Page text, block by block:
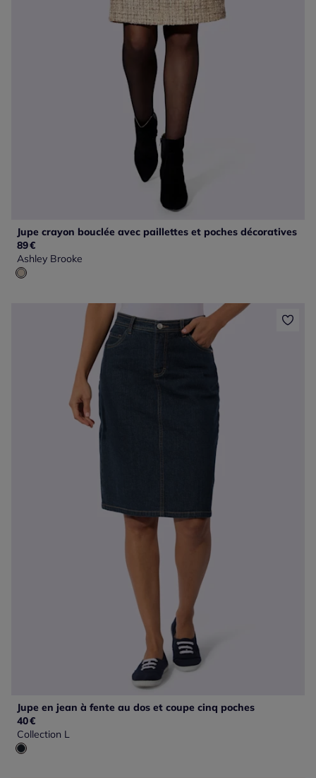
Jupe crayon bouclée avec paillettes et poches décoratives
89€
Ashley Brooke
Jupe en jean à fente au dos et coupe cinq poches
40€
Collection L